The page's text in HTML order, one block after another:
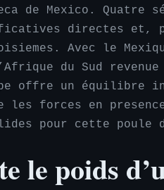
de Mexico.
directes et,
Avec le
du Sud
offre un équilibre
les forces en
pour cette poule
le poids